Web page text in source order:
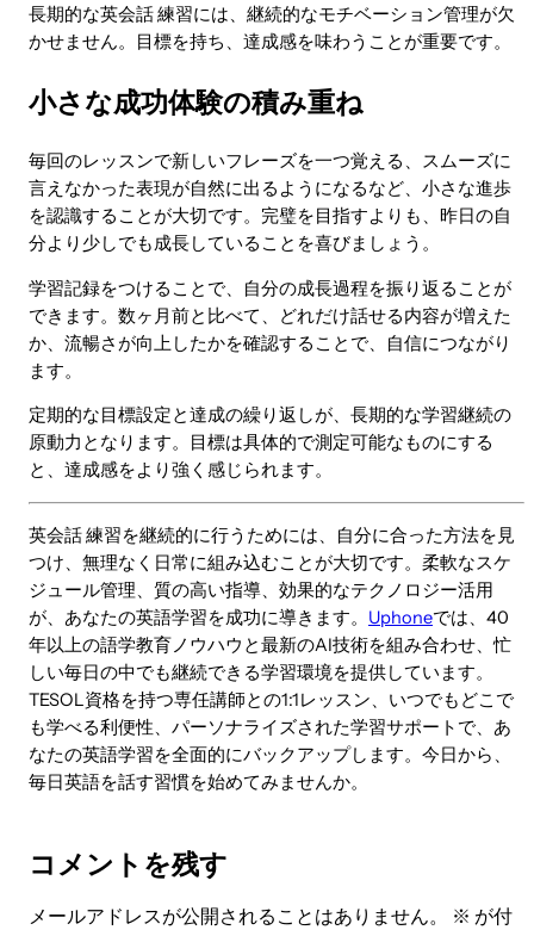
長期的な英会話 練習には、継続的なモチベーション管理が欠
かせません。目標を持ち、達成感を味わうことが重要です。
小さな成功体験の積み重ね
毎回のレッスンで新しいフレーズを一つ覚える、スムーズに
言えなかった表現が自然に出るようになるなど、小さな進歩
を認識することが大切です。完璧を目指すよりも、昨日の自
分より少しでも成長していることを喜びましょう。
学習記録をつけることで、自分の成長過程を振り返ることが
できます。数ヶ月前と比べて、どれだけ話せる内容が増えた
か、流暢さが向上したかを確認することで、自信につながり
ます。
定期的な目標設定と達成の繰り返しが、長期的な学習継続の
原動力となります。目標は具体的で測定可能なものにする
と、達成感をより強く感じられます。
英会話 練習を継続的に行うためには、自分に合った方法を見
つけ、無理なく日常に組み込むことが大切です。柔軟なスケ
ジュール管理、質の高い指導、効果的なテクノロジー活用
が、あなたの英語学習を成功に導きます。 Uphoneでは、40
年以上の語学教育ノウハウと最新のAI技術を組み合わせ、忙
しい毎日の中でも継続できる学習環境を提供しています。
TESOL資格を持つ専任講師との1:1レッスン、いつでもどこで
も学べる利便性、パーソナライズされた学習サポートで、あ
なたの英語学習を全面的にバックアップします。今日から、
毎日英語を話す習慣を始めてみませんか。
コメントを残す
メールアドレスが公開されることはありません。 ※ が付